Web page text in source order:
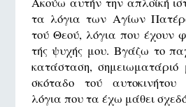
τα λόγια των Αγίων
τού Θεού, λόγια που έχουν
τής ψυχής μου. Βγάζω το
κατάσταση, σημειωματάριό
σκόταδο τού
λόγια που τα έχω μάθει